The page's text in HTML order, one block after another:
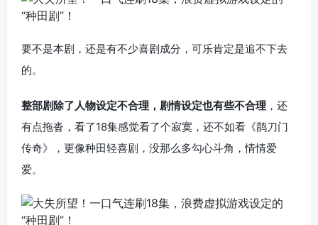
要不是本剧，还是有不少喜剧成分，可乐肯定是追不下去
的。
整部剧除了人物设定不合理，剧情设定也有些不合理 ，还
有点拖沓，看了18集感觉看了个寂寞，还不如看《鹊刀门
传奇》，更像种田轻喜剧，没那么多勾心斗角，情情爱
爱。